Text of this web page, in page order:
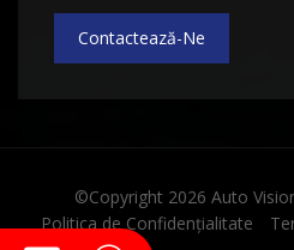
Contactează-Ne
©Copyright 2026 Auto
Politica de Confidențialitate